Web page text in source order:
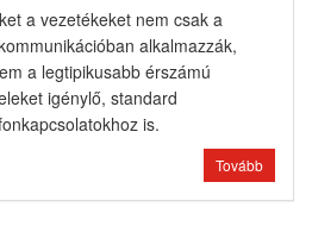
a vezetékeket nem csak a
alkalmazzák,
a legtipikusabb érszámú
igénylő, standard
is.
Tovább